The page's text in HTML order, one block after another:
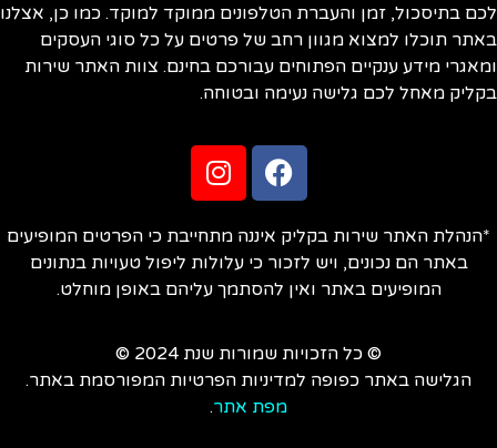
בתיסכול, זמן והעברת הטלפונים ממוקד למוקד. כמו כן, אצלנו
תוכלו למצוא מגוון רחב של פרטים על כל סוגי העסקים
מידע ענקיים הפתוחים עבורכם בחינם. צוות האתר שירות
מאחל לכם גלישה נעימה ובטוחה.
האתר שירות בקליק איננה מתחייבת כי הפרטים המופיעים
באתר הם נכונים, ויש לזכור כי עלולות ליפול טעויות בנתונים
המופיעים באתר ואין להסתמך עליהם באופן מוחלט.
© כל הזכויות שמורות שנת 2024 ©
הגלישה באתר כפופה למדיניות הפרטיות המפורסמת באתר.
מפת אתר.